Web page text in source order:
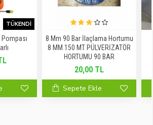
TÜKENDI
8 Mm 90 Bar İlaçlama Hortumu
8 MM 150 MT PÜLVERİZATÖR
HORTUMU 90 BAR
20,00 TL
Sepete Ekle